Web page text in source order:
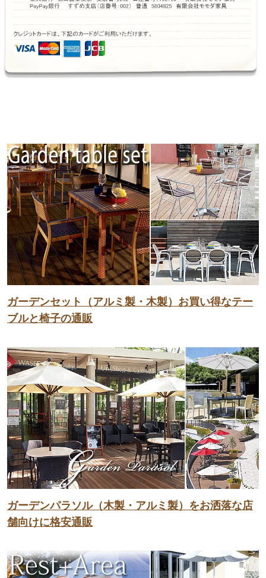
ガーデンセット（アルミ製・木製）お買い得なテー
ブルと椅子の通販
ガーデンパラソル（木製・アルミ製）をお洒落な店
舗向けに格安通販